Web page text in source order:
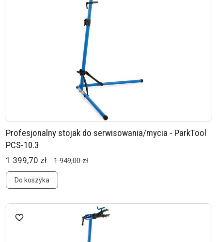
Profesjonalny stojak do serwisowania/mycia - ParkTool
PCS-10.3
1 399,70 zł 1 949,00 zł
Do koszyka